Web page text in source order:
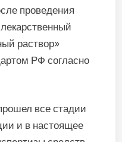
проведения
раствор»
РФ согласно
все стадии
и в настоящее